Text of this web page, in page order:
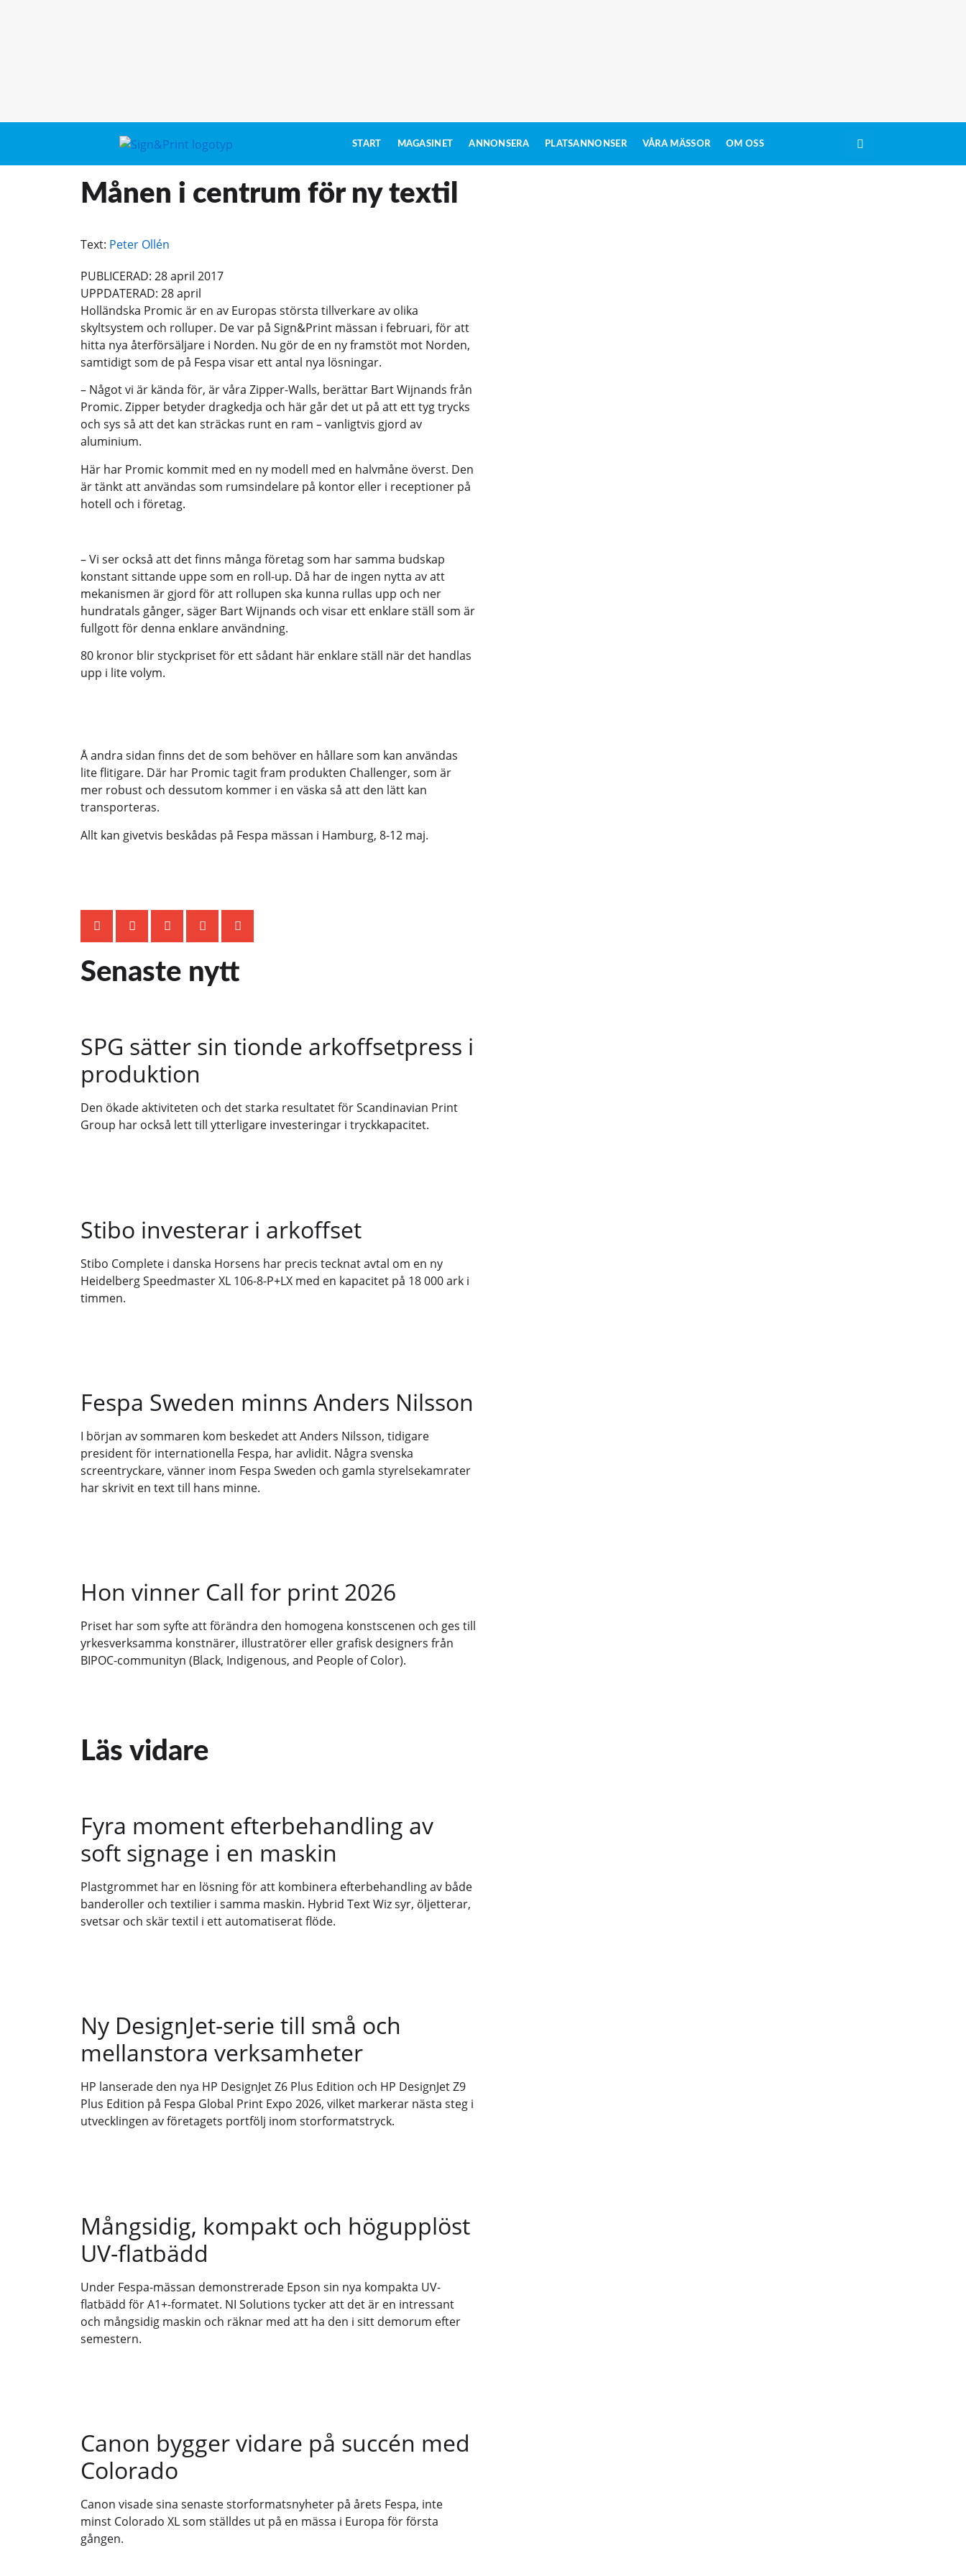
START MAGASINET ANNONSERA PLATSANNONSER VÅRA MÄSSOR OM OSS
Månen i centrum för ny textil
Text: Peter Ollén
PUBLICERAD: 28 april 2017
UPPDATERAD: 28 april
Holländska Promic är en av Europas största tillverkare av olika
skyltsystem och rolluper. De var på Sign&Print mässan i februari, för att
hitta nya återförsäljare i Norden. Nu gör de en ny framstöt mot Norden,
samtidigt som de på Fespa visar ett antal nya lösningar.
– Något vi är kända för, är våra Zipper-Walls, berättar Bart Wijnands från
Promic. Zipper betyder dragkedja och här går det ut på att ett tyg trycks
och sys så att det kan sträckas runt en ram – vanligtvis gjord av
aluminium.
Här har Promic kommit med en ny modell med en halvmåne överst. Den
är tänkt att användas som rumsindelare på kontor eller i receptioner på
hotell och i företag.
– Vi ser också att det finns många företag som har samma budskap
konstant sittande uppe som en roll-up. Då har de ingen nytta av att
mekanismen är gjord för att rollupen ska kunna rullas upp och ner
hundratals gånger, säger Bart Wijnands och visar ett enklare ställ som är
fullgott för denna enklare användning.
80 kronor blir styckpriset för ett sådant här enklare ställ när det handlas
upp i lite volym.
Å andra sidan finns det de som behöver en hållare som kan användas
lite flitigare. Där har Promic tagit fram produkten Challenger, som är
mer robust och dessutom kommer i en väska så att den lätt kan
transporteras.
Allt kan givetvis beskådas på Fespa mässan i Hamburg, 8-12 maj.
Senaste nytt
SPG sätter sin tionde arkoffsetpress i
produktion
Den ökade aktiviteten och det starka resultatet för Scandinavian Print
Group har också lett till ytterligare investeringar i tryckkapacitet.
Stibo investerar i arkoffset
Stibo Complete i danska Horsens har precis tecknat avtal om en ny
Heidelberg Speedmaster XL 106-8-P+LX med en kapacitet på 18 000 ark i
timmen.
Fespa Sweden minns Anders Nilsson
I början av sommaren kom beskedet att Anders Nilsson, tidigare
president för internationella Fespa, har avlidit. Några svenska
screentryckare, vänner inom Fespa Sweden och gamla styrelsekamrater
har skrivit en text till hans minne.
Hon vinner Call for print 2026
Priset har som syfte att förändra den homogena konstscenen och ges till
yrkesverksamma konstnärer, illustratörer eller grafisk designers från
BIPOC-communityn (Black, Indigenous, and People of Color).
Läs vidare
Fyra moment efterbehandling av
soft signage i en maskin
Plastgrommet har en lösning för att kombinera efterbehandling av både
banderoller och textilier i samma maskin. Hybrid Text Wiz syr, öljetterar,
svetsar och skär textil i ett automatiserat flöde.
Ny DesignJet-serie till små och
mellanstora verksamheter
HP lanserade den nya HP DesignJet Z6 Plus Edition och HP DesignJet Z9
Plus Edition på Fespa Global Print Expo 2026, vilket markerar nästa steg i
utvecklingen av företagets portfölj inom storformatstryck.
Mångsidig, kompakt och högupplöst
UV-flatbädd
Under Fespa-mässan demonstrerade Epson sin nya kompakta UV-
flatbädd för A1+-formatet. NI Solutions tycker att det är en intressant
och mångsidig maskin och räknar med att ha den i sitt demorum efter
semestern.
Canon bygger vidare på succén med
Colorado
Canon visade sina senaste storformatsnyheter på årets Fespa, inte
minst Colorado XL som ställdes ut på en mässa i Europa för första
gången.